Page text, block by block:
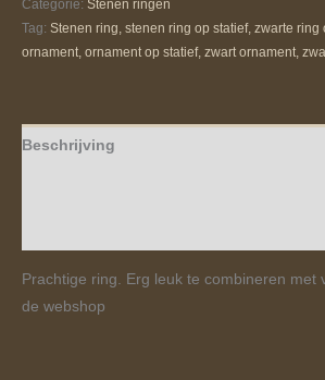
Categorie: Stenen ringen
Tag: Stenen ring, stenen ring op statief, zwarte ring
ornament, ornament op statief, zwart ornament,
Beschrijving
Prachtige ring. Erg leuk te combineren met
de webshop